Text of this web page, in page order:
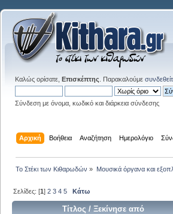
Καλώς ορίσατε, Επισκέπτης . Παρακαλούμε
Σύνδεση με όνομα, κωδικό και διάρκεια σύνδεσης
Αρχική Βοήθεια Αναζήτηση Ημερολόγιο
Το Στέκι των Κιθαρωδών » Μουσικά όργανα και
Σελίδες: [1]2 3 4 5 Κάτω
Τίτλος /Ξεκίνησε από